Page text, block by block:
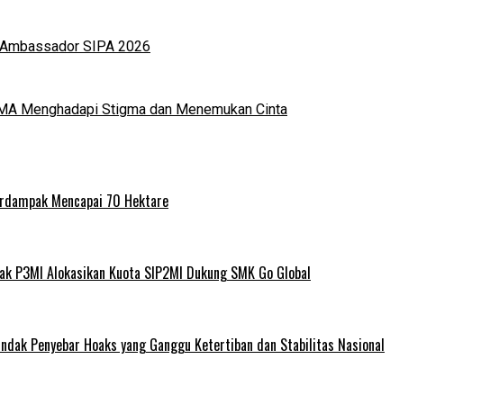
SIPA 2026
Menghadapi Stigma dan Menemukan Cinta
Mencapai 70 Hektare
P3MI Alokasikan Kuota SIP2MI Dukung SMK Go Global
Penyebar Hoaks yang Ganggu Ketertiban dan Stabilitas Nasional